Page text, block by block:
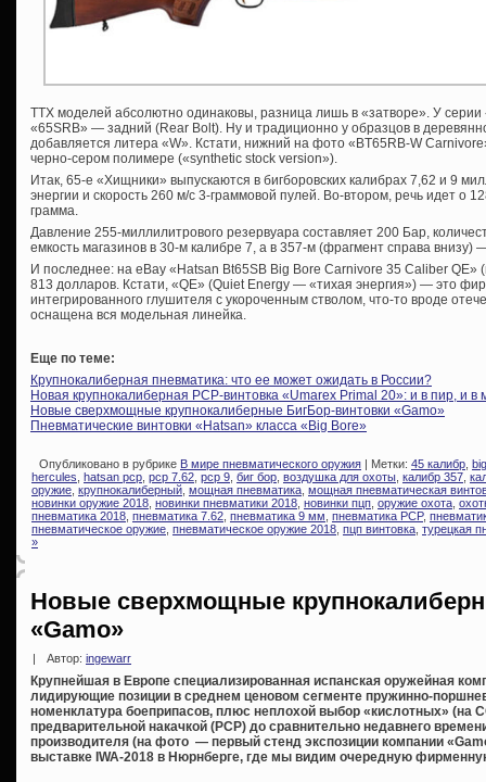
ТТХ моделей абсолютно одинаковы, разница лишь в «затворе». У серии
«65SRB» — задний (Rear Bolt). Ну и традиционно у образцов в
добавляется литера «W». Кстати, нижний на фото «BT65RB-W
черно-сером полимере («synthetic stock version»).
Итак, 65-е «Хищники» выпускаются в бигборовских калибрах 7,62 и 9
энергии и скорость 260 м/с 3-граммовой пулей. Во-втором, речь идет о
грамма.
Давление 255-миллилитрового резервуара составляет 200 Бар,
емкость магазинов в 30-м калибре 7, а в 357-м (фрагмент справа внизу)
И последнее: на eBay «Hatsan Bt65SB Big Bore Carnivore 35 Caliber QE»
813 долларов. Кстати, «QE» (Quiet Energy — «тихая энергия») — это
интегрированного глушителя с укороченным стволом, что-то вроде
оснащена вся модельная линейка.
Еще по теме:
Крупнокалиберная пневматика: что ее может ожидать в России?
Новая крупнокалиберная PCP-винтовка «Umarex Primal 20»: и в пир, и в
Новые сверхмощные крупнокалиберные БигБор-винтовки «Gamo»
Пневматические винтовки «Hatsan» класса «Big Bore»
Опубликовано в рубрике В мире пневматического оружия | Метки: 45 калибр
hercules hatsan pcp pcp 7.62 pcp 9 биг бор воздушка для охоты калибр 357
оружие крупнокалиберный мощная пневматика мощная пневматическая
новинки оружие 2018 новинки пневматики 2018 новинки пцп оружие охота
пневматика 2018 пневматика 7.62 пневматика 9 мм пневматика PCP,
пневматическое оружие пневматическое оружие 2018 пцп винтовка турецкая
»
Новые сверхмощные
«Gamo»
| Автор: ingewarr
Крупнейшая в Европе специализированная испанская оружейная
лидирующие позиции в среднем ценовом сегменте пружинно-
номенклатура боеприпасов, плюс неплохой выбор «кислотных» (на
предварительной накачкой (PCP) до сравнительно недавнего
производителя (на фото — первый стенд экспозиции компании
выставке IWA-2018 в Нюрнберге, где мы видим очередную